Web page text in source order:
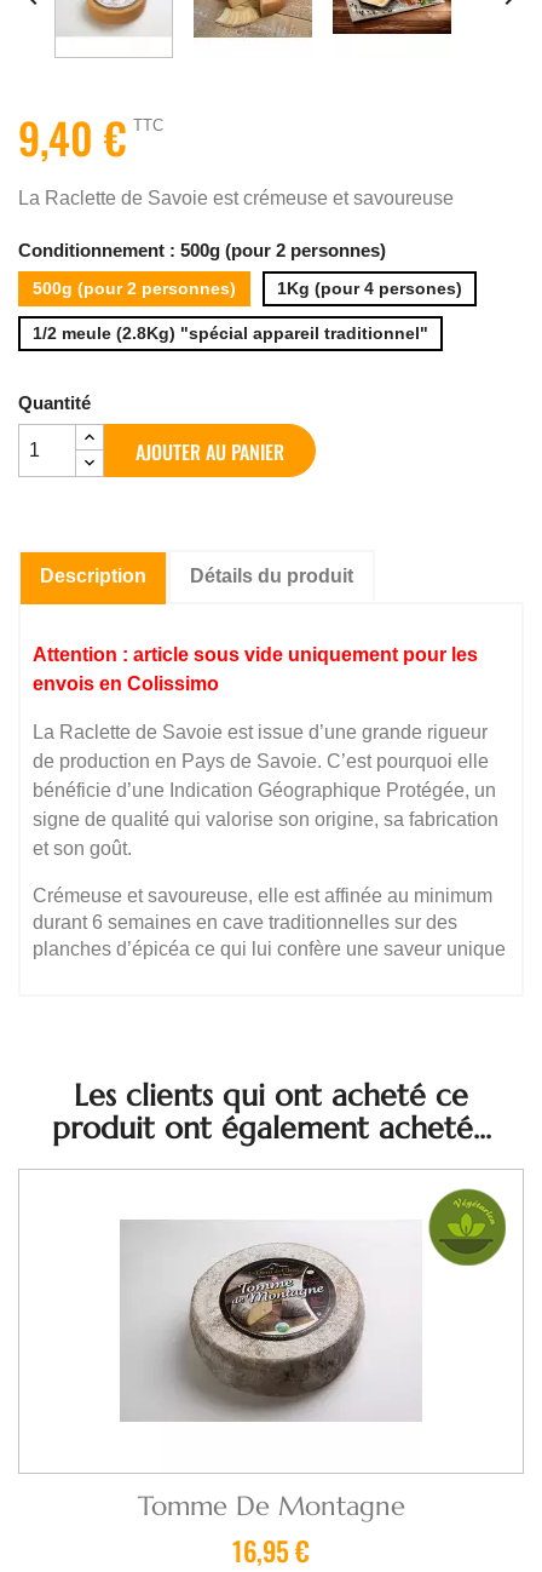
9,40 € TTC
La Raclette de Savoie est crémeuse et savoureuse
Conditionnement : 500g (pour 2 personnes)
500g (pour 2 personnes) 1Kg (pour 4 persones)
1/2 meule (2.8Kg) "spécial appareil traditionnel"
Quantité
AJOUTER AU PANIER
Description Détails du produit
Attention : article sous vide uniquement pour les
envois en Colissimo
La Raclette de Savoie est issue d’une grande rigueur
de production en Pays de Savoie. C’est pourquoi elle
bénéficie d’une Indication Géographique Protégée, un
signe de qualité qui valorise son origine, sa fabrication
et son goût.
Crémeuse et savoureuse, elle est affinée au minimum
durant 6 semaines en cave traditionnelles sur des
planches d’épicéa ce qui lui confère une saveur unique
Les clients qui ont acheté ce
produit ont également acheté...
Tomme De Montagne
16,95 €